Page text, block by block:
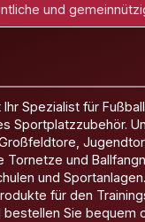
und
Spezialist für
Sportplatzzubehör.
Tornetze und
und
für den
Sie bequem